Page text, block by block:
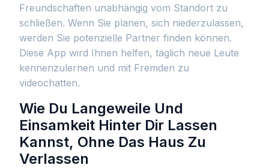
Freundschaften unabhängig vom Standort zu
schließen. Wenn Sie planen, sich niederzulassen,
werden Sie potenzielle Partner finden können.
Diese App wird Ihnen helfen, täglich neue Leute
kennenzulernen und mit Fremden zu
videochatten.
Wie Du Langeweile Und
Einsamkeit Hinter Dir Lassen
Kannst, Ohne Das Haus Zu
Verlassen